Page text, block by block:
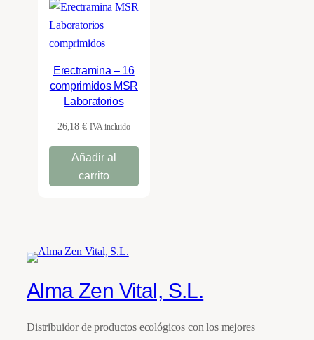
Erectramina – 16
comprimidos MSR
Laboratorios
26,18€ IVA incluido
Añadir al
carrito
Alma Zen Vital, S.L.
Distribuidor de productos ecológicos con los mejores